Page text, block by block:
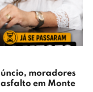
moradores
em Monte